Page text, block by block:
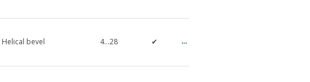
Helical bevel 4…28 ✔